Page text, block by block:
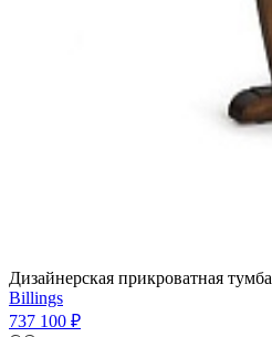
Дизайнерская прикроватная тумба
Billings
737 100 ₽